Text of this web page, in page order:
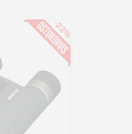
-22%